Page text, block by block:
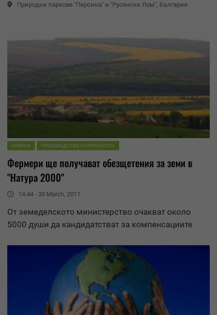
Природни паркове "Персина" и "Русенски Лом", България
НОВИНИ ПРОИЗВОДСТВО И ПРЕРАБОТКА
Фермери ще получават обезщетения за земи в
"Натура 2000"
14:44 - 30 March, 2011
От земеделското министерство очакват около
5000 души да кандидатстват за компенсациите